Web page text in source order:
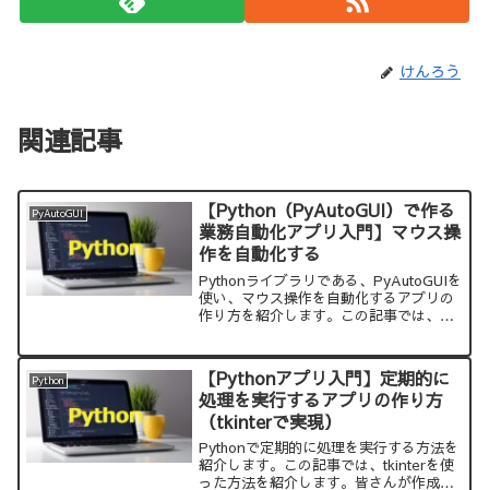
けんろう
関連記事
PyAutoGUI
【Python（PyAutoGUI）で作る
業務自動化アプリ入門】マウス操
作を自動化する
Pythonライブラリである、PyAutoGUIを
使い、マウス操作を自動化するアプリの
作り方を紹介します。この記事では、マ
す。このサイトで紹介しているサンプル
コードをコピーして、実行すれば、すぐ
に試すことができます。
Python
【Pythonアプリ入門】定期的に
処理を実行するアプリの作り方
（tkinterで実現）
Pythonで定期的に処理を実行する方法を
紹介します。この記事では、tkinterを使
った方法を紹介します。皆さんが作成し